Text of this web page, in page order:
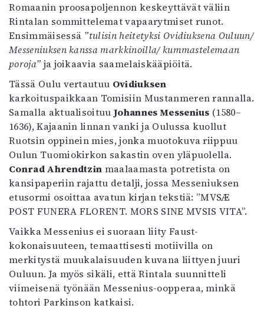
Romaanin proosapoljennon keskeyttävät väliin
Rintalan sommittelemat vapaarytmiset runot.
Ensimmäisessä ”tulisin heitetyksi Ovidiuksena Ouluun/
Messeniuksen kanssa markkinoilla/ kummastelemaan
poroja” ja joikaavia saamelaiskääpiöitä.
Tässä Oulu vertautuu Ovidiuksen
karkoituspaikkaan Tomisiin Mustanmeren rannalla.
Samalla aktualisoituuJohannes Messenius (1580–
1636), Kajaanin linnan vanki ja Oulussa kuollut
Ruotsin oppinein mies, jonka muotokuva riippuu
Oulun Tuomiokirkon sakastin oven yläpuolella.
Conrad Ahrendtzin maalaamasta potretista on
kansipaperiin rajattu detalji, jossa Messeniuksen
etusormi osoittaa avatun kirjan tekstiä: ”MVSÆ
POST FUNERA FLORENT. MORS SINE MVSIS VITA”.
Vaikka Messenius ei suoraan liity Faust-
kokonaisuuteen, temaattisesti motiivilla on
merkitystä muukalaisuuden kuvana liittyen juuri
Ouluun. Ja myös sikäli, että Rintala suunnitteli
viimeisenä työnään Messenius-oopperaa, minkä
tohtori Parkinson katkaisi.